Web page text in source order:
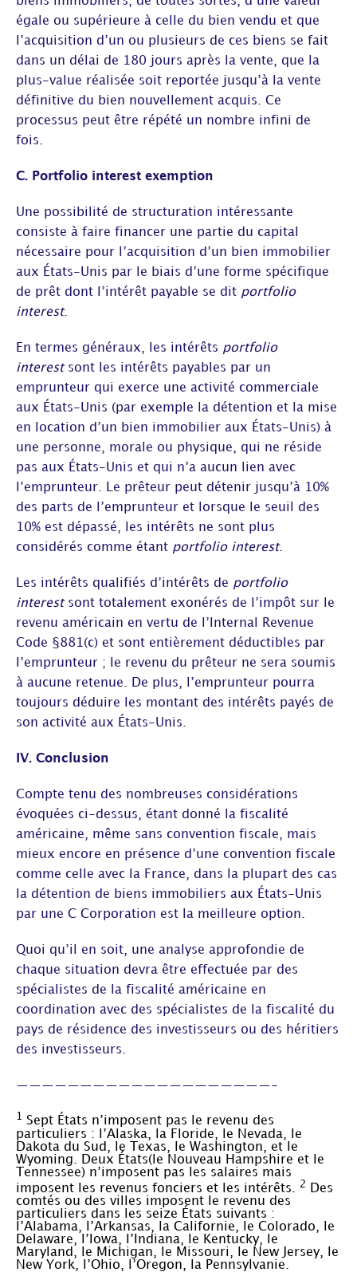
égale ou supérieure à celle du bien vendu et que
l’acquisition d’un ou plusieurs de ces biens se fait
dans un délai de 180 jours après la vente, que la
plus-value réalisée soit reportée jusqu’à la vente
définitive du bien nouvellement acquis. Ce
processus peut être répété un nombre infini de
fois.
C. Portfolio interest exemption
Une possibilité de structuration intéressante
consiste à faire financer une partie du capital
nécessaire pour l’acquisition d’un bien immobilier
aux États-Unis par le biais d’une forme spécifique
de prêt dont l’intérêt payable se dit portfolio
interest.
En termes généraux, les intérêts portfolio
interest sont les intérêts payables par un
emprunteur qui exerce une activité commerciale
aux États-Unis (par exemple la détention et la mise
en location d’un bien immobilier aux États-Unis) à
une personne, morale ou physique, qui ne réside
pas aux États-Unis et qui n’a aucun lien avec
l’emprunteur. Le prêteur peut détenir jusqu’à 10%
des parts de l’emprunteur et lorsque le seuil des
10% est dépassé, les intérêts ne sont plus
considérés comme étant portfolio interest.
Les intérêts qualifiés d’intérêts de portfolio
interest sont totalement exonérés de l’impôt sur le
revenu américain en vertu de l’Internal Revenue
Code §881(c) et sont entièrement déductibles par
l’emprunteur ; le revenu du prêteur ne sera soumis
à aucune retenue. De plus, l’emprunteur pourra
toujours déduire les montant des intérêts payés de
son activité aux États-Unis.
IV. Conclusion
Compte tenu des nombreuses considérations
évoquées ci-dessus, étant donné la fiscalité
américaine, même sans convention fiscale, mais
mieux encore en présence d’une convention fiscale
comme celle avec la France, dans la plupart des cas
la détention de biens immobiliers aux États-Unis
par une C Corporation est la meilleure option.
Quoi qu’il en soit, une analyse approfondie de
chaque situation devra être effectuée par des
spécialistes de la fiscalité américaine en
coordination avec des spécialistes de la fiscalité du
pays de résidence des investisseurs ou des héritiers
des investisseurs.
————————————————————-
Sept États n’imposent pas le revenu des
particuliers : l’Alaska, la Floride, le Nevada, le
Dakota du Sud, le Texas, le Washington, et le
Wyoming. Deux États(le Nouveau Hampshire et le
Tennessee) n’imposent pas les salaires mais
imposent les revenus fonciers et les intérêts.
2
Des
comtés ou des villes imposent le revenu des
particuliers dans les seize États suivants :
l’Alabama, l’Arkansas, la Californie, le Colorado, le
Delaware, l’Iowa, l’Indiana, le Kentucky, le
Maryland, le Michigan, le Missouri, le New Jersey, le
New York, l’Ohio, l’Oregon, la Pennsylvanie.